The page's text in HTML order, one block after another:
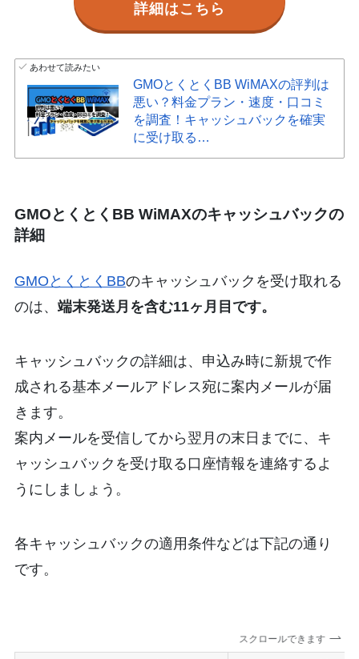
詳細はこちら
あわせて読みたい
GMOとくとくBB WiMAXの評判は
悪い？料金プラン・速度・口コミ
を調査！キャッシュバックを確実
に受け取る…
GMOとくとくBB WiMAXのキャッシュバックの
詳細
GMOとくとくBBのキャッシュバックを受け取れる
のは、 端末発送月を含む11ヶ月目です。
キャッシュバックの詳細は、申込み時に新規で作
成される基本メールアドレス宛に案内メールが届
きます。
案内メールを受信してから翌月の末日までに、キ
ャッシュバックを受け取る口座情報を連絡するよ
うにしましょう。
各キャッシュバックの適用条件などは下記の通り
です。
スクロールできます